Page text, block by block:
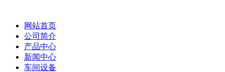
网站首页
公司简介
产品中心
新闻中心
车间设备